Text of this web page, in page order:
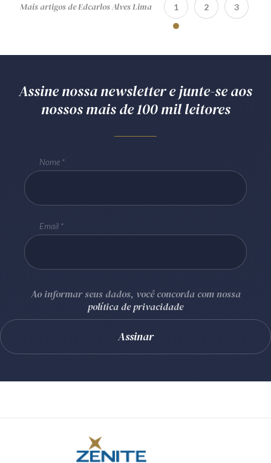
Mais artigos de Edcarlos Alves Lima 1 2 3
Assine nossa newsletter e junte-se aos
nossos mais de 100 mil leitores
Nome
Email
Ao informar seus dados, você concorda com nossa
política de privacidade